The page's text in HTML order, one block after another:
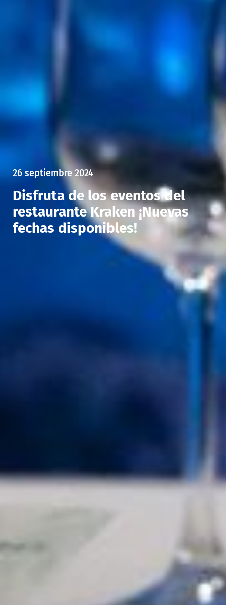
26 septiembre 2024
Disfruta de los eventos del
restaurante Kraken ¡Nuevas
fechas disponibles!